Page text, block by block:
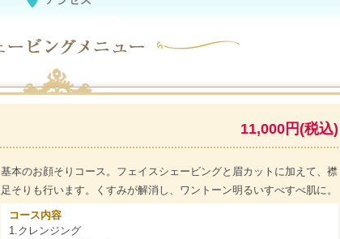
11,000円(税込)
基本のお顔そりコース。フェイスシェービングと眉カットに加えて、襟
足そりも行います。くすみが解消し、ワントーン明るいすべすべ肌に。
コース内容
1.クレンジング